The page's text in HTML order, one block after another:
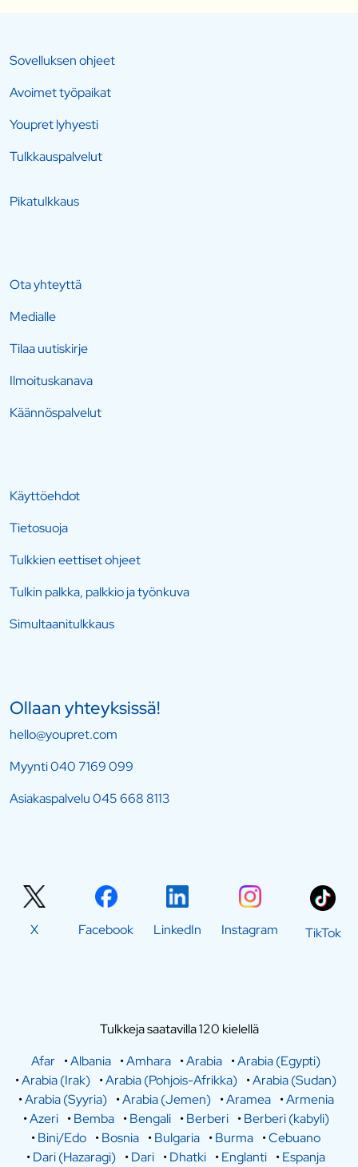
Sovelluksen ohjeet
Avoimet työpaikat
Youpret lyhyesti
Tulkkauspalvelut
Pikatulkkaus
Ota yhteyttä
Medialle
Tilaa uutiskirje
Ilmoituskanava
Käännöspalvelut
Käyttöehdot
Tietosuoja
Tulkkien eettiset ohjeet
Tulkin palkka, palkkio ja työnkuva
Simultaanitulkkaus
Ollaan yhteyksissä!
hello@youpret.com
Myynti040 7169 099
Asiakaspalvelu045 668 8113
X Facebook LinkedIn Instagram TikTok
Tulkkeja saatavilla 120 kielellä
Afar •Albania •Amhara •Arabia •Arabia (Egypti)
•Arabia (Irak) •Arabia (Pohjois-Afrikka) •Arabia (Sudan)
•Arabia (Syyria) •Arabia (Jemen) •Aramea •Armenia
•Azeri •Bemba •Bengali •Berberi •Berberi (kabyli)
•Bini/Edo •Bosnia •Bulgaria •Burma •Cebuano
•Dari (Hazaragi) •Dari •Dhatki •Englanti •Espanja